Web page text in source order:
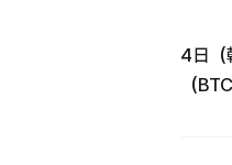
4日（
（